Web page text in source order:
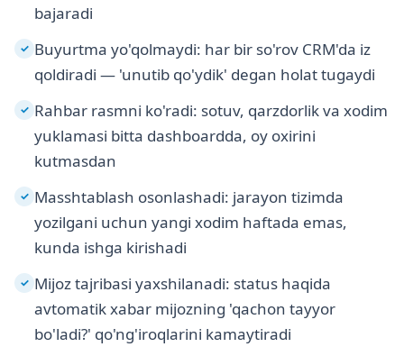
bajaradi
✓ Buyurtma yo'qolmaydi: har bir so'rov CRM'da iz
qoldiradi — 'unutib qo'ydik' degan holat tugaydi
✓ Rahbar rasmni ko'radi: sotuv, qarzdorlik va xodim
yuklamasi bitta dashboardda, oy oxirini
kutmasdan
✓ Masshtablash osonlashadi: jarayon tizimda
yozilgani uchun yangi xodim haftada emas,
kunda ishga kirishadi
✓ Mijoz tajribasi yaxshilanadi: status haqida
avtomatik xabar mijozning 'qachon tayyor
bo'ladi?' qo'ng'iroqlarini kamaytiradi